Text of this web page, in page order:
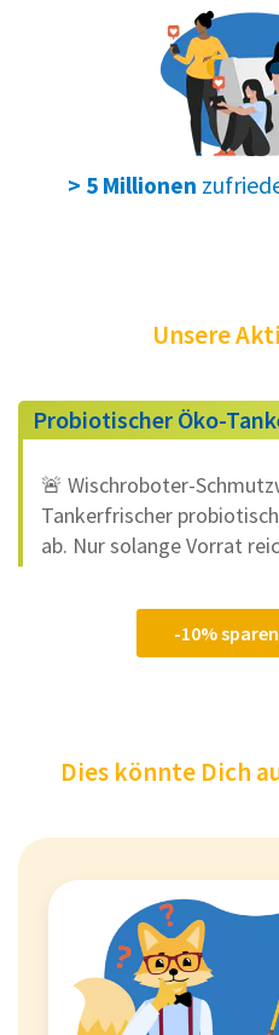
> 5 Millionen
Unsere
Probiotischer Öko-
🚨 Wischroboter-
Tankerfrischer
ab. Nur solange Vorrat
-10%
Dies könnte Dich